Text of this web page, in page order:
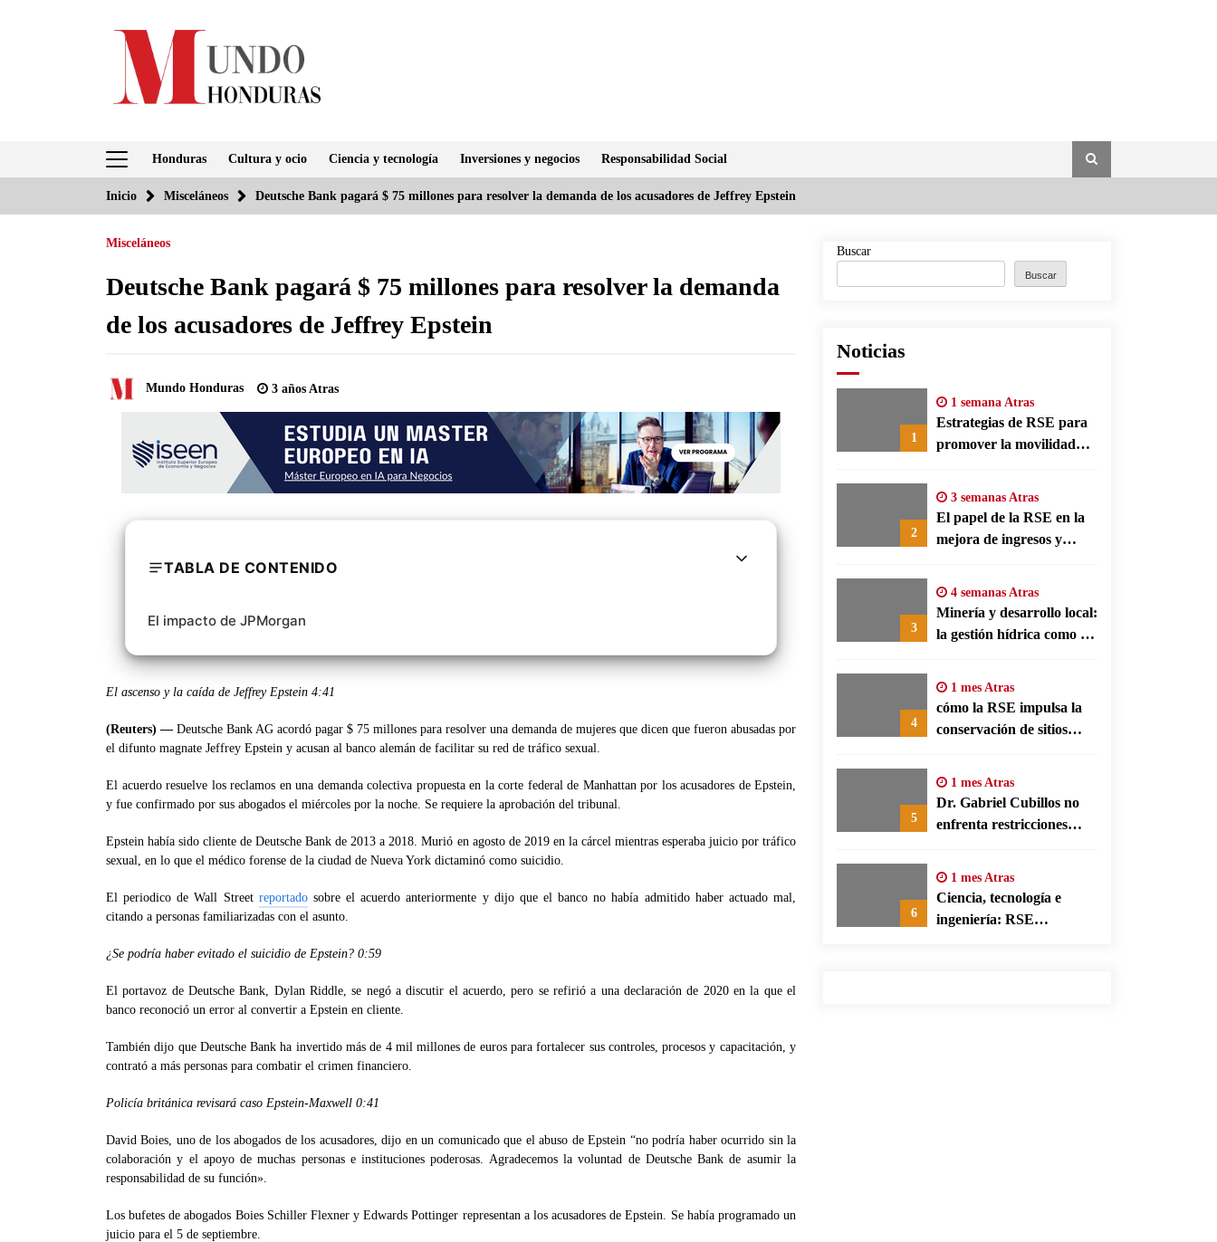
Honduras Cultura y ocio Ciencia y tecnología Inversiones y negocios Responsabilidad Social
Inicio Misceláneos Deutsche Bank pagará $ 75 millones para resolver la demanda de los acusadores de Jeffrey Epstein
Misceláneos
Deutsche Bank pagará $ 75 millones para resolver la demanda
de los acusadores de Jeffrey Epstein
Mundo Honduras 3 años Atras
TABLA DE CONTENIDO
El impacto de JPMorgan
El ascenso y la caída de Jeffrey Epstein 4:41
(Reuters) — Deutsche Bank AG acordó pagar $ 75 millones para resolver una demanda de mujeres que dicen que fueron abusadas por
el difunto magnate Jeffrey Epstein y acusan al banco alemán de facilitar su red de tráfico sexual.
El acuerdo resuelve los reclamos en una demanda colectiva propuesta en la corte federal de Manhattan por los acusadores de Epstein,
y fue confirmado por sus abogados el miércoles por la noche. Se requiere la aprobación del tribunal.
Epstein había sido cliente de Deutsche Bank de 2013 a 2018. Murió en agosto de 2019 en la cárcel mientras esperaba juicio por tráfico
sexual, en lo que el médico forense de la ciudad de Nueva York dictaminó como suicidio.
El periodico de Wall Street reportadosobre el acuerdo anteriormente y dijo que el banco no había admitido haber actuado mal,
citando a personas familiarizadas con el asunto.
¿Se podría haber evitado el suicidio de Epstein? 0:59
El portavoz de Deutsche Bank, Dylan Riddle, se negó a discutir el acuerdo, pero se refirió a una declaración de 2020 en la que el
banco reconoció un error al convertir a Epstein en cliente.
También dijo que Deutsche Bank ha invertido más de 4 mil millones de euros para fortalecer sus controles, procesos y capacitación, y
contrató a más personas para combatir el crimen financiero.
Policía británica revisará caso Epstein-Maxwell 0:41
David Boies, uno de los abogados de los acusadores, dijo en un comunicado que el abuso de Epstein “no podría haber ocurrido sin la
colaboración y el apoyo de muchas personas e instituciones poderosas. Agradecemos la voluntad de Deutsche Bank de asumir la
responsabilidad de su función».
Los bufetes de abogados Boies Schiller Flexner y Edwards Pottinger representan a los acusadores de Epstein. Se había programado un
juicio para el 5 de septiembre.
Buscar
Buscar
Noticias
1
1 semana Atras
Estrategias de RSE para
promover la movilidad
fabriles alemanes
2
3 semanas Atras
El papel de la RSE en la
mejora de ingresos y
3
4 semanas Atras
Minería y desarrollo local:
la gestión hídrica como eje
4
1 mes Atras
cómo la RSE impulsa la
conservación de sitios
5
1 mes Atras
Dr. Gabriel Cubillos no
enfrenta restricciones
6
1 mes Atras
Ciencia, tecnología e
ingeniería: RSE